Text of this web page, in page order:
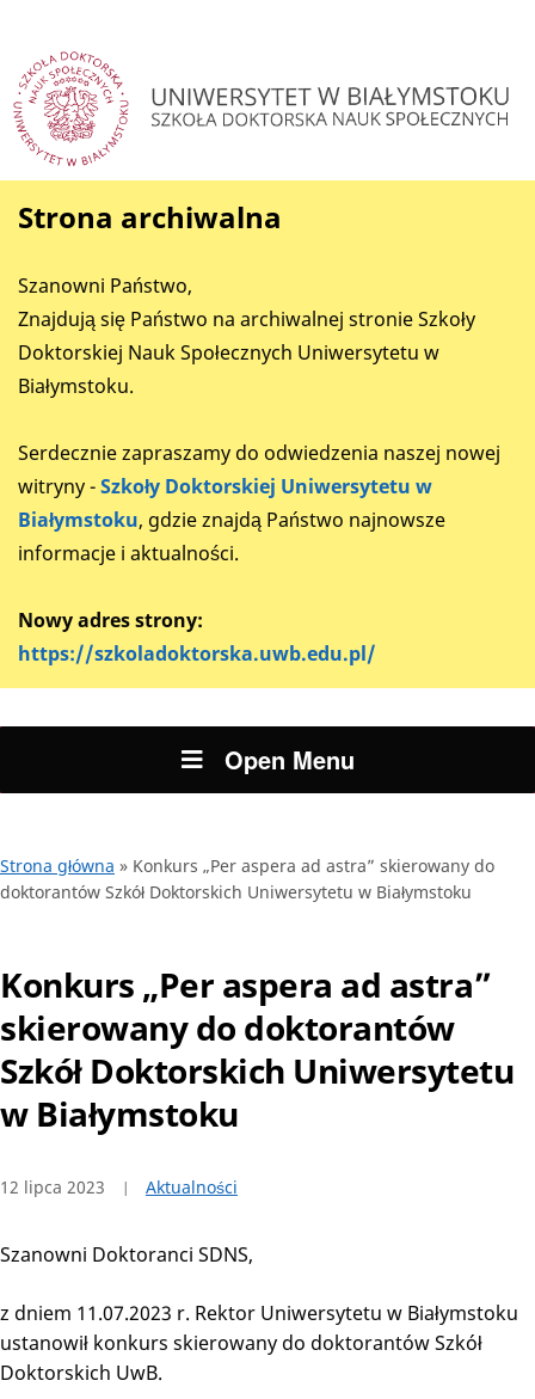
Strona archiwalna
Szanowni Państwo,
Znajdują się Państwo na archiwalnej stronie Szkoły
Doktorskiej Nauk Społecznych Uniwersytetu w
Białymstoku.
Serdecznie zapraszamy do odwiedzenia naszej nowej
witryny -Szkoły Doktorskiej Uniwersytetu w
Białymstoku, gdzie znajdą Państwo najnowsze
informacje i aktualności.
Nowy adres strony:
https://szkoladoktorska.uwb.edu.pl/
Open Menu
Strona główna » Konkurs „Per aspera ad astra” skierowany do
doktorantów Szkół Doktorskich Uniwersytetu w Białymstoku
Konkurs „Per aspera ad astra”
skierowany do doktorantów
Szkół Doktorskich Uniwersytetu
w Białymstoku
12 lipca 2023 Aktualności
Szanowni Doktoranci SDNS,
z dniem 11.07.2023 r. Rektor Uniwersytetu w Białymstoku
ustanowił konkurs skierowany do doktorantów Szkół
Doktorskich UwB.